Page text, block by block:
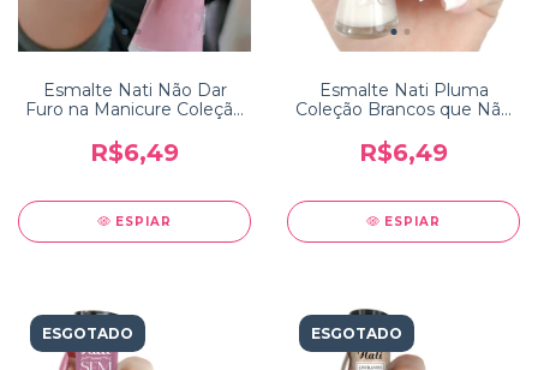
Esmalte Nati Não Dar
Furo na Manicure Coleção
Mandamentos da
Manicure
R$6,49
ESPIAR
Esmalte Nati Pluma
Coleção Brancos que Não
R$6,49
ESPIAR
ESGOTADO ESGOTADO